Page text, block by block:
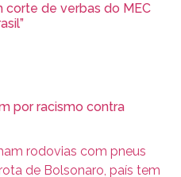
corte de verbas do MEC
por racismo contra